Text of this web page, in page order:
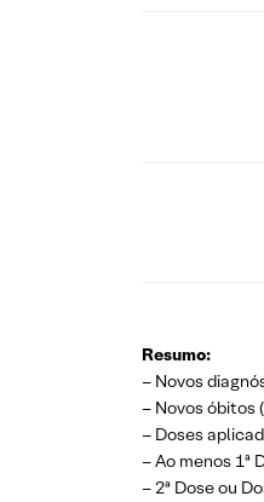
Resumo:
– Novos
– Novos óbitos
– Doses
– Ao menos 1ª
– 2ª Dose ou